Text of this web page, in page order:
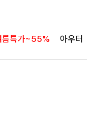
름특가~55% 아우터